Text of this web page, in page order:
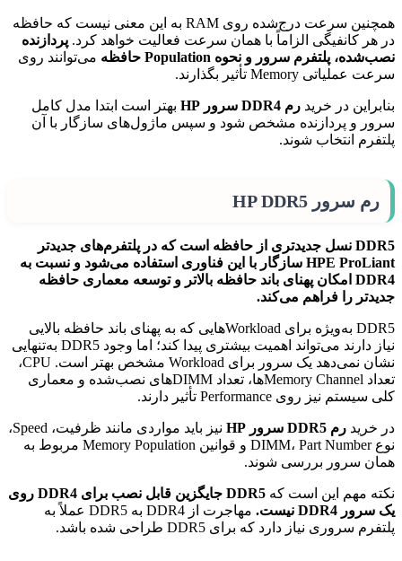
همچنین سرعت درج‌شده روی RAM به این معنی نیست که حافظه
در هر کانفیگی الزاماً با همان سرعت فعالیت خواهد کرد. پردازنده
نصب‌شده، پلتفرم سرور و نحوه Population حافظه
می‌توانند روی
سرعت عملیاتی Memory تأثیر بگذارند.
بنابراین در خرید رم DDR4 سرور HP
بهتر است ابتدا مدل کامل
سرور و پردازنده مشخص شود و سپس ماژول‌های سازگار با آن
پلتفرم انتخاب شوند.
رم سرور HP DDR5
DDR5 نسل جدیدتری از حافظه است که در پلتفرم‌های جدیدتر
HPE ProLiant سازگار با این فناوری استفاده می‌شود و نسبت به
DDR4 امکان پهنای باند حافظه بالاتر و توسعه معماری حافظه
جدیدتر را فراهم می‌کند.
DDR5 به‌ویژه برای Workloadهایی که به پهنای باند حافظه بالایی
نیاز دارند می‌تواند اهمیت بیشتری پیدا کند؛ اما وجود DDR5 به‌تنهایی
نشان نمی‌دهد یک سرور برای Workload مشخص بهتر است. CPU،
تعداد Memory Channelها، تعداد DIMMهای نصب‌شده و معماری
کلی سیستم نیز روی Performance تأثیر دارند.
در خرید رم DDR5 سرور HP
نیز باید مواردی مانند ظرفیت، Speed،
نوع DIMM، Part Number و قوانین Memory Population مربوط به
همان سرور بررسی شوند.
نکته مهم این است که
DDR5 جایگزین قابل نصب برای DDR4 روی
یک سرور DDR4 نیست.
مهاجرت از DDR4 به DDR5 عملاً به
پلتفرم سروری نیاز دارد که برای DDR5 طراحی شده باشد.